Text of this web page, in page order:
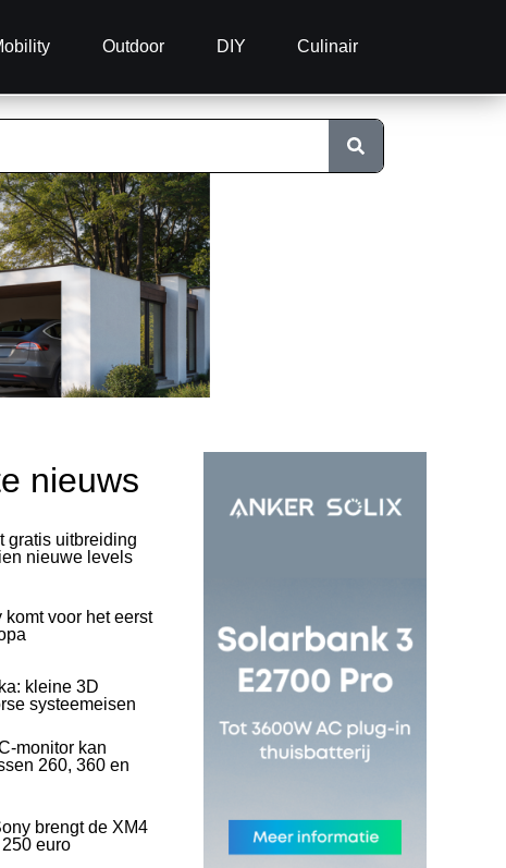
Outdoor DIY Culinair
nieuws
gratis uitbreiding
nieuwe levels
komt voor het eerst
kleine 3D
systeemeisen
monitor kan
260, 360 en
brengt de XM4
euro